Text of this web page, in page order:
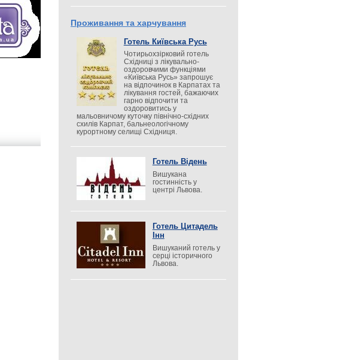
Проживання та харчування
Готель Київська Русь
Чотирьохзірковий готель
Східниці з лікувально-
оздоровчими функціями
«Київська Русь» запрошує
на відпочинок в Карпатах та
лікування гостей, бажаючих
гарно відпочити та
оздоровитись у
мальовничому куточку північно-східних
схилів Карпат, бальнеологічному
курортному селищі Східниця.
Готель Відень
Вишукана
гостинність у
центрі Львова.
Готель Цитадель
Інн
Вишуканий готель у
серці історичного
Львова.